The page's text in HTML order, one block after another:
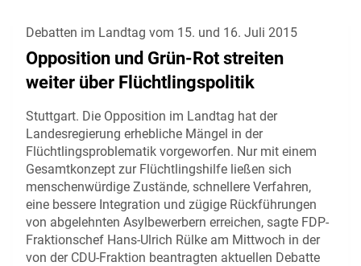
Debatten im Landtag vom 15. und 16. Juli 2015
Opposition und Grün-Rot streiten
weiter über Flüchtlingspolitik
Stuttgart. Die Opposition im Landtag hat der
Landesregierung erhebliche Mängel in der
Flüchtlingsproblematik vorgeworfen. Nur mit einem
Gesamtkonzept zur Flüchtlingshilfe ließen sich
menschenwürdige Zustände, schnellere Verfahren,
eine bessere Integration und zügige Rückführungen
von abgelehnten Asylbewerbern erreichen, sagte FDP-
Fraktionschef Hans-Ulrich Rülke am Mittwoch in der
von der CDU-Fraktion beantragten aktuellen Debatte